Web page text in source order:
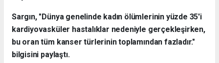
Sargın, "Dünya genelinde kadın ölümlerinin yüzde 35'i
kardiyovasküler hastalıklar nedeniyle gerçekleşirken,
bu oran tüm kanser türlerinin toplamından fazladır."
bilgisini paylaştı.